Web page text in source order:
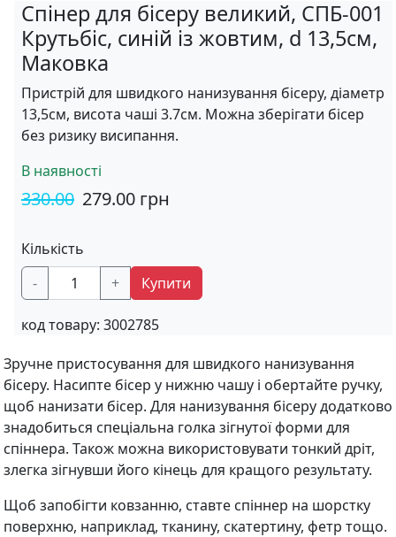
Спінер для бісеру великий, СПБ-001
Крутьбіс, синій із жовтим, d 13,5см,
Маковка
Пристрій для швидкого нанизування бісеру, діаметр
13,5см, висота чаші 3.7см. Можна зберігати бісер
без ризику висипання.
В наявності
330.00 279.00 грн
Кількість
-
+ Купити
код товару: 3002785
Зручне пристосування для швидкого нанизування
бісеру. Насипте бісер у нижню чашу і обертайте ручку,
щоб нанизати бісер. Для нанизування бісеру додатково
знадобиться спеціальна голка зігнутої форми для
спіннера. Також можна використовувати тонкий дріт,
злегка зігнувши його кінець для кращого результату.
Щоб запобігти ковзанню, ставте спіннер на шорстку
поверхню, наприклад, тканину, скатертину, фетр тощо.